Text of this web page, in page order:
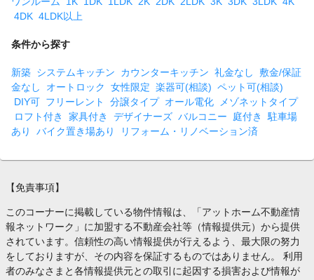
4DK 4LDK以上
条件から探す
新築 システムキッチン カウンターキッチン 礼金なし
敷金/保証
金なし
オートロック 女性限定 楽器可(相談) ペット可(相談)
DIY可 フリーレント 分譲タイプ オール電化
メゾネットタイプ
ロフト付き
家具付き デザイナーズ バルコニー 庭付き
駐車場
あり
バイク置き場あり リフォーム・リノベーション済
【免責事項】
このコーナーに掲載している物件情報は、「アットホーム不動産情
報ネットワーク」に加盟する不動産会社等（情報提供元）から提供
されています。信頼性の高い情報提供が行えるよう、最大限の努力
をしておりますが、その内容を保証するものではありません。 利用
者のみなさまと各情報提供元との取引に起因する損害および情報が